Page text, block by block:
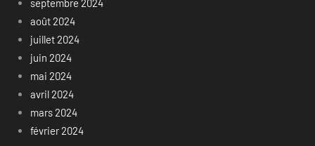
septembre 2024
août 2024
juillet 2024
juin 2024
mai 2024
avril 2024
mars 2024
février 2024